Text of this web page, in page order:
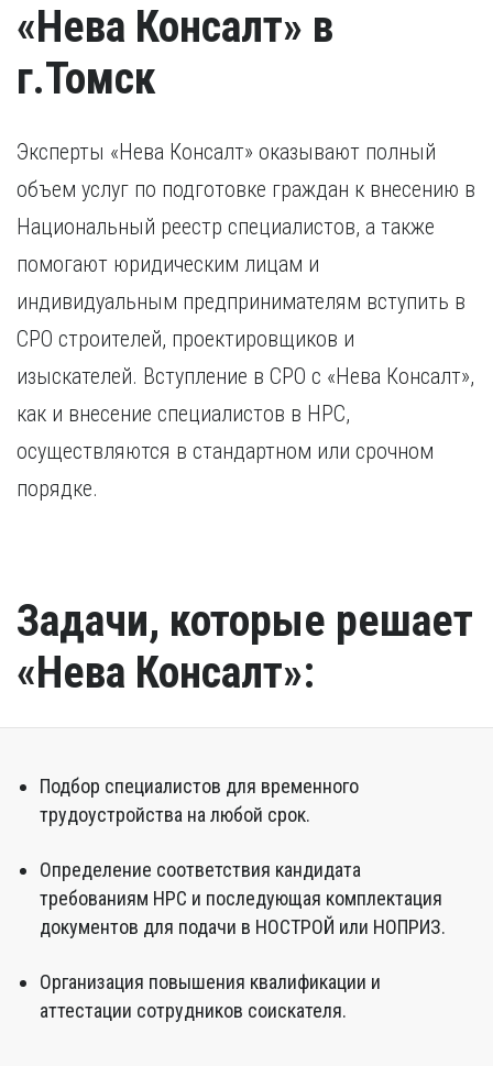
«Нева Консалт» в
г.Томск
Эксперты «Нева Консалт» оказывают полный
объем услуг по подготовке граждан к внесению в
Национальный реестр специалистов, а также
помогают юридическим лицам и
индивидуальным предпринимателям вступить в
СРО строителей, проектировщиков и
изыскателей. Вступление в СРО с «Нева Консалт»,
как и внесение специалистов в НРС,
осуществляются в стандартном или срочном
порядке.
Задачи, которые решает
«Нева Консалт»:
Подбор специалистов для временного
трудоустройства на любой срок.
Определение соответствия кандидата
требованиям НРС и последующая комплектация
документов для подачи в НОСТРОЙ или НОПРИЗ.
Организация повышения квалификации и
аттестации сотрудников соискателя.